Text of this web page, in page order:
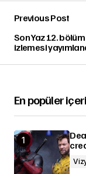
Previous Post
Son Yaz 12.
izlemesi
En popüler